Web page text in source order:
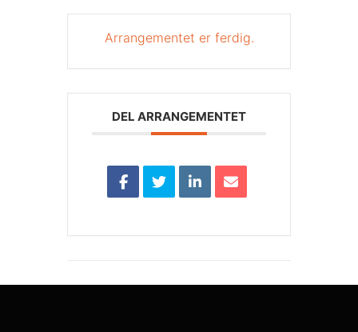
Arrangementet er ferdig.
DEL ARRANGEMENTET